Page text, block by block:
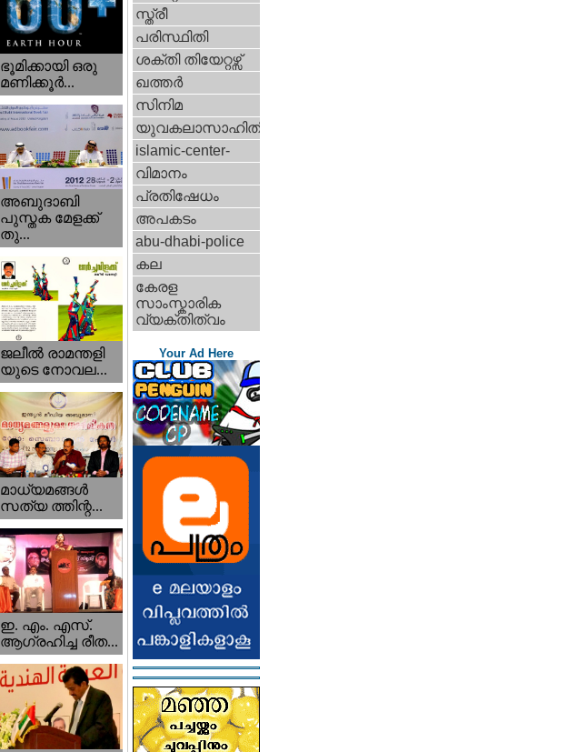
ഭൂമിക്കായി ഒരു
മണിക്കൂര്‍...
അബുദാബി
പുസ്തക മേളക്ക്
തു...
ജലീല്‍ രാമന്തളി
യുടെ നോവല...
മാധ്യമങ്ങള്‍
സത്യ ത്തിന്റ...
ഇ. എം. എസ്.
ആഗ്രഹിച്ച രീത...
സ്ത്രീ
പരിസ്ഥിതി
ശക്തി തിയേറ്റഴ്സ്
ഖത്തര്‍
സിനിമ
യുവകലാസാഹിതി
islamic-center-
വിമാനം
പ്രതിഷേധം
അപകടം
abu-dhabi-police
കല
കേരള
സാംസ്കാരിക
വ്യക്തിത്വം
Your Ad Here